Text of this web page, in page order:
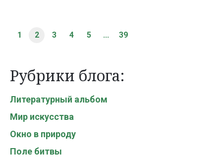
1 2 3 4 5 ... 39
Рубрики блога:
Литературный альбом
Мир искусства
Окно в природу
Поле битвы